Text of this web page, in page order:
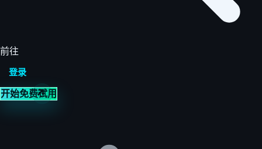
前往
登录
开始免费试用